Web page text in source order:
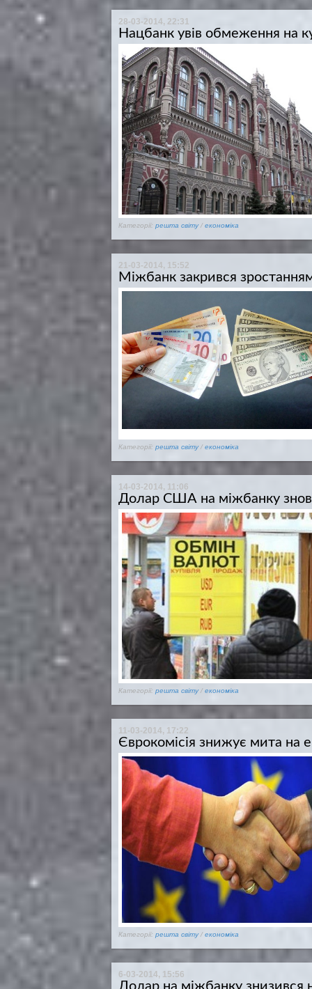
28-03-2014, 22:31
Нацбанк увів обмеження на
Категорії: решта світу/ економіка
21-03-2014, 15:52
Міжбанк закрився
Категорії: решта світу/ економіка
14-03-2014, 11:06
Долар США на міжбанку
Категорії: решта світу/ економіка
11-03-2014, 17:22
Єврокомісія знижує мита на
Категорії: решта світу/економіка
6-03-2014, 15:56
Долар на міжбанку